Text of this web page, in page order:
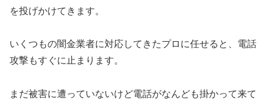
を投げかけてきます。
いくつもの闇金業者に対応してきたプロに任せると、電話
攻撃もすぐに止まります。
まだ被害に遭っていないけど電話がなんども掛かって来て